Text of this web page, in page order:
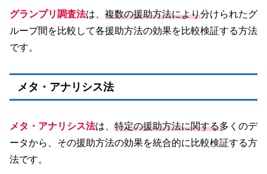
グランプリ調査法は、 複数の援助方法により分けられたグ
ループ間を比較して各援助方法の効果を比較検証する方法
です。
メタ・アナリシス法
メタ・アナリシス法は、 特定の援助方法に関する多くのデ
ータから、その援助方法の効果を統合的に比較検証する方
法です。